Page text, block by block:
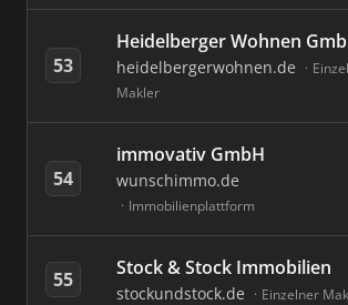
53
Heidelberger Wohnen
heidelbergerwohnen.de
Makler
54
immovativ GmbH
wunschimmo.de
Immobilienplattform
55 Stock & Stock Immobilien
stockundstock.de Einzelner